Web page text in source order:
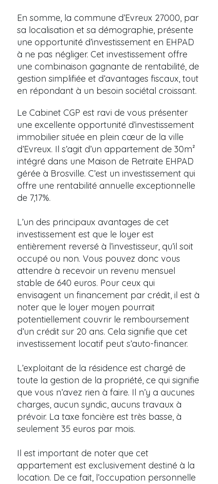
En somme, la commune d’Evreux 27000, par
sa localisation et sa démographie, présente
une opportunité d’investissement en EHPAD
à ne pas négliger. Cet investissement offre
une combinaison gagnante de rentabilité, de
gestion simplifiée et d’avantages fiscaux, tout
en répondant à un besoin sociétal croissant.
Le Cabinet CGP est ravi de vous présenter
une excellente opportunité d’investissement
immobilier située en plein cœur de la ville
d’Evreux. Il s’agit d’un appartement de 30m²
intégré dans une Maison de Retraite EHPAD
gérée à Brosville. C’est un investissement qui
offre une rentabilité annuelle exceptionnelle
de 7,17%.
L’un des principaux avantages de cet
investissement est que le loyer est
entièrement reversé à l’investisseur, qu’il soit
occupé ou non. Vous pouvez donc vous
attendre à recevoir un revenu mensuel
stable de 640 euros. Pour ceux qui
envisagent un financement par crédit, il est à
noter que le loyer moyen pourrait
potentiellement couvrir le remboursement
d’un crédit sur 20 ans. Cela signifie que cet
investissement locatif peut s’auto-financer.
L’exploitant de la résidence est chargé de
toute la gestion de la propriété, ce qui signifie
que vous n’avez rien à faire. Il n’y a aucunes
charges, aucun syndic, aucuns travaux à
prévoir. La taxe foncière est très basse, à
seulement 35 euros par mois.
Il est important de noter que cet
appartement est exclusivement destiné à la
location. De ce fait, l’occupation personnelle